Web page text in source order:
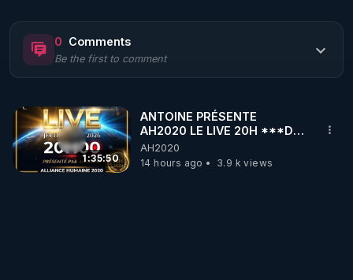
https://www.rgnr.fr/presentation.html
🌱 LE MAGAZINE RÉGÉNÈRE
🌱 LA BOUTIQUE DU MAGAZINE
Pour obtenir les anciens numéros que vous avez
0 Comments
Be the first to comment
1:35:50
ANTOINE PRÉSENTE
AH2020 LE LIVE 20H ***DU
06/08/2026***
AH2020
14 hours ago
3.9 k views